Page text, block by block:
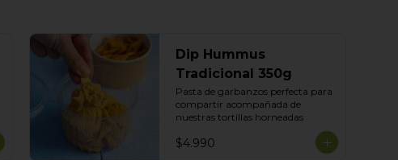
Dip Hummus
Tradicional 350g
Pasta de garbanzos perfecta para
compartir acompañada de
nuestras tortillas horneadas
$4.990